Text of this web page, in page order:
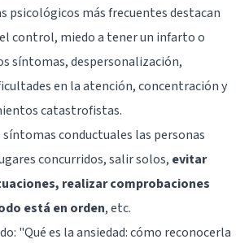
psicológicos más frecuentes destacan
control, miedo a tener un infarto o
síntomas, despersonalización,
en la atención, concentración y
catastrofistas.
conductuales las personas
concurridos, salir solos, evitar
realizar comprobaciones
está en orden, etc.
"Qué es la ansiedad: cómo reconocerla